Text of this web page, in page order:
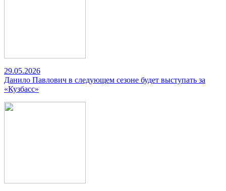
29.05.2026
Данило Павлович в следующем сезоне будет выступать за
«Кузбасс»